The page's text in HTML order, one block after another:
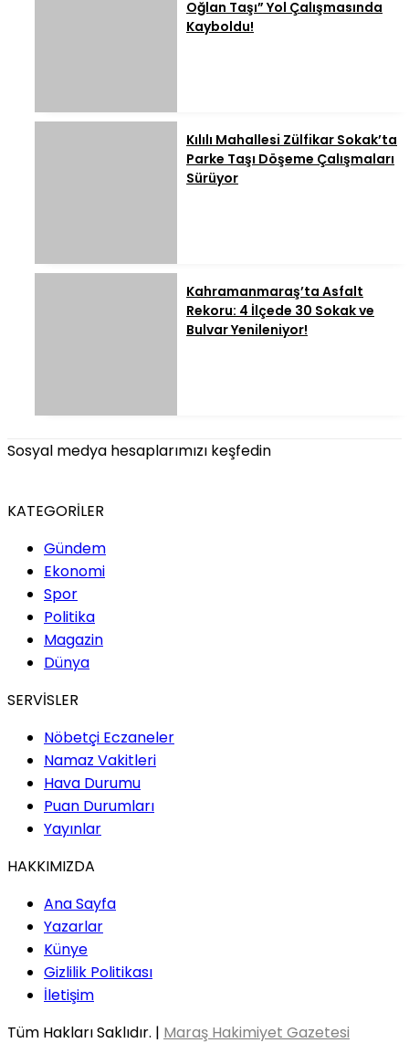
Oğlan Taşı” Yol Çalışmasında
Kayboldu!
Kılılı Mahallesi Zülfikar Sokak’ta
Parke Taşı Döşeme Çalışmaları
Sürüyor
Kahramanmaraş’ta Asfalt
Rekoru: 4 İlçede 30 Sokak ve
Bulvar Yenileniyor!
Sosyal medya hesaplarımızı keşfedin
KATEGORİLER
Gündem
Ekonomi
Spor
Politika
Magazin
Dünya
SERVİSLER
Nöbetçi Eczaneler
Namaz Vakitleri
Hava Durumu
Puan Durumları
Yayınlar
HAKKIMIZDA
Ana Sayfa
Yazarlar
Künye
Gizlilik Politikası
İletişim
Tüm Hakları Saklıdır. | Maraş Hakimiyet Gazetesi